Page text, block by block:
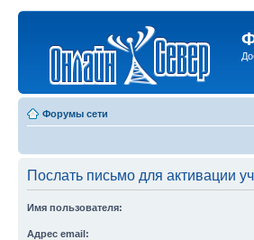
Форумы сети
Послать письмо для активации
Имя пользователя:
Адрес email: